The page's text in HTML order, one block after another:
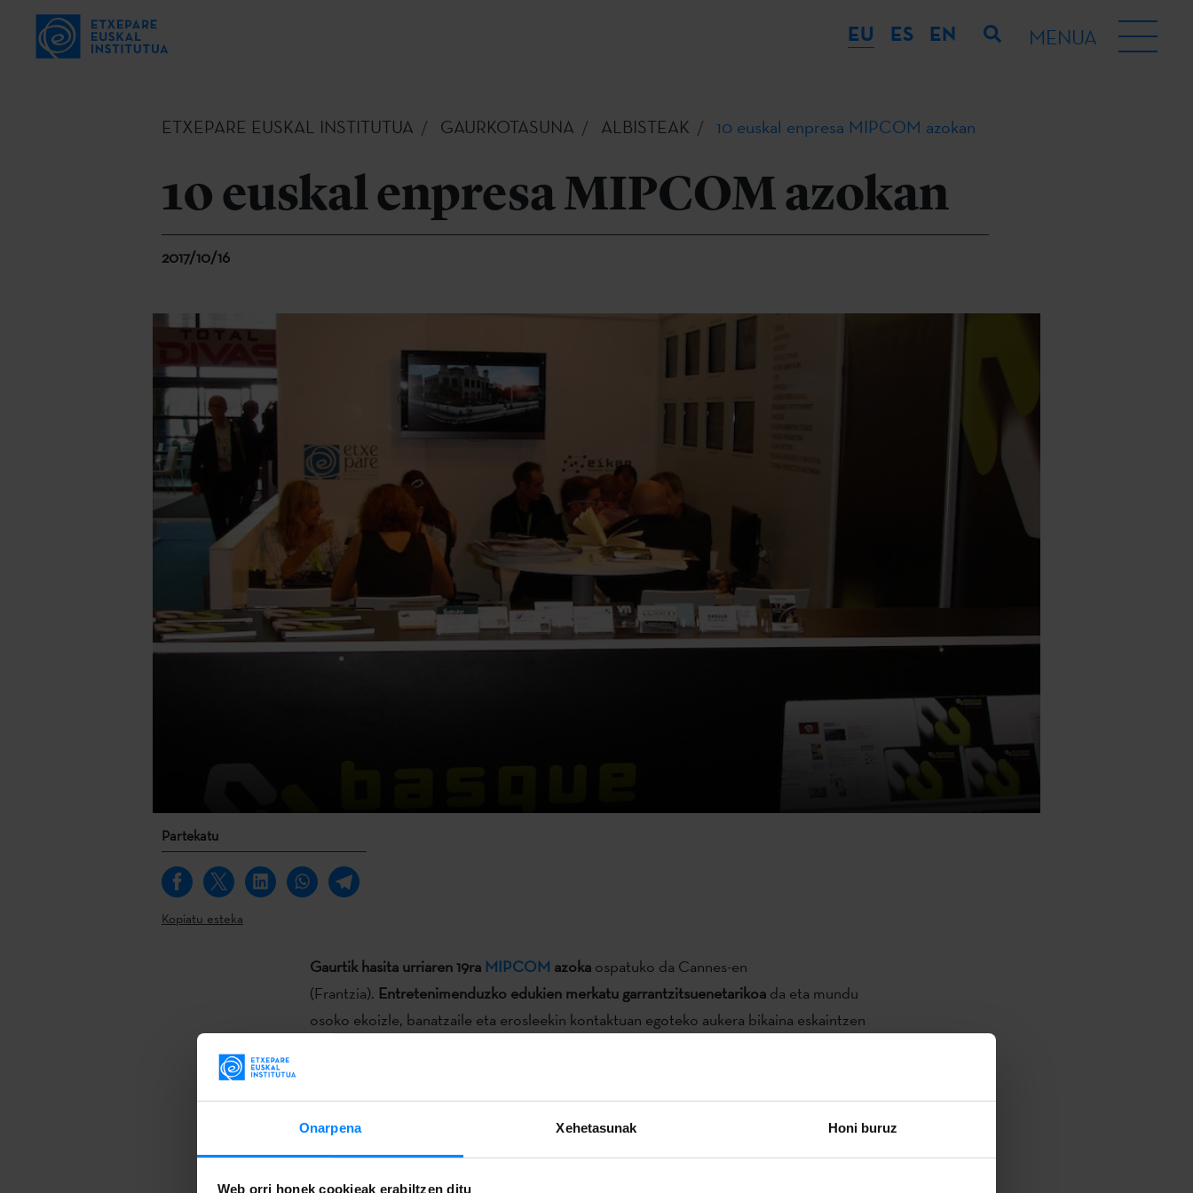
Onarpena Xehetasunak Honi buruz
Web orri honek cookieak erabiltzen ditu
EU ES EN MENUA
ETXEPARE EUSKAL INSTITUTUA GAURKOTASUNA ALBISTEAK 10 euskal enpresa MIPCOM azokan
10 euskal enpresa MIPCOM azokan
2017/10/16
Partekatu
Kopiatu esteka
Gaurtik hasita urriaren 19ra MIPCOM azokaospatuko da Cannes-en
(Frantzia). Entretenimenduzko edukien merkatu garrantzitsuenetarikoada eta mundu
osoko ekoizle, banatzaile eta erosleekin kontaktuan egoteko aukera bikaina eskaintzen
ekoizle, banatzaile eta erosleekin kontaktuan egoteko aukera bikaina eskaintzen du,